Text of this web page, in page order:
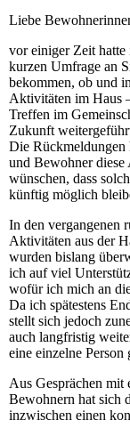
Liebe
vor einiger Zeit
kurzen Umfrage an
bekommen, ob und
Aktivitäten im Haus
Treffen im
Zukunft
Die Rückmeldungen
und Bewohner diese
wünschen, dass
künftig möglich
In den vergangenen
Aktivitäten aus der
wurden bislang
ich auf viel
wofür ich mich an
Da ich spätestens
stellt sich jedoch
auch langfristig
eine einzelne Person
Aus Gesprächen mit
Bewohnern hat sich
inzwischen einen